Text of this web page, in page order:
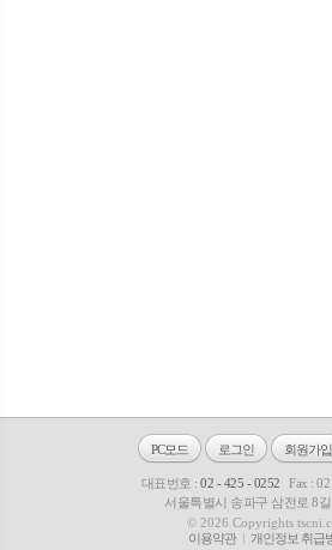
PC모드 로그인 회원가입
대표번호 : 02 - 425 - 0252
Fax :
서울특별시 송파구 삼전로 8길
© 2026 Copyrights
이용약관
개인정보 취급